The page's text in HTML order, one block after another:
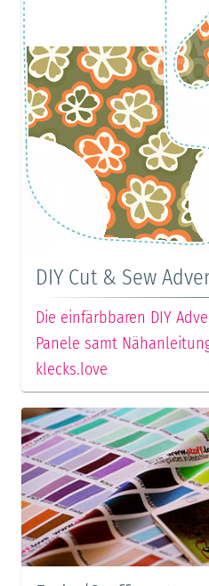
DIY Cut & Sew
Die einfärbbaren DIY
Panele samt
klecks.love